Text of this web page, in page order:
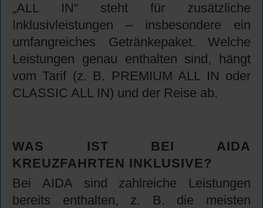
„ALL IN“ steht für zusätzliche
Inklusivleistungen – insbesondere ein
umfangreiches Getränkepaket. Welche
Leistungen genau enthalten sind, hängt
vom Tarif (z. B. PREMIUM ALL IN oder
CLASSIC ALL IN) und der Reise ab.
WAS IST BEI AIDA
KREUZFAHRTEN INKLUSIVE?
Bei AIDA sind zahlreiche Leistungen
bereits enthalten, z. B. die meisten